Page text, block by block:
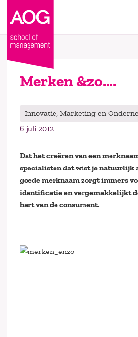
Merken &zo….
Innovatie, Marketing en
6 juli 2012
Dat het creëren van een
specialisten dat wist je natuurlijk
goede merknaam zorgt immers
identificatie en vergemakkelijkt
hart van de consument.